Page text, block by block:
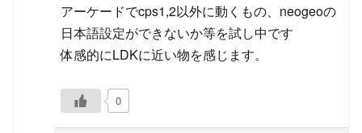
アーケードでcps1,2以外に動くもの、neogeoの
日本語設定ができないか等を試し中です
体感的にLDKに近い物を感じます。
0